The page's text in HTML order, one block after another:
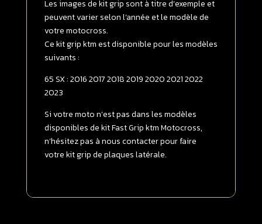
Transparent
Les images de kit grip sont à titre d’exemple et
peuvent varier selon l’année et le modèle de
votre motocross.
Ce kit grip ktm est disponible pour les modèles
suivants :
65 SX : 2016 2017 2018 2019 2020 2021 2022
2023
Si votre moto n’est pas dans les modèles
disponibles de kit Fast Grip ktm Motocross,
n’hésitez pas à nous contacter pour faire
votre kit grip de plaques latérale.